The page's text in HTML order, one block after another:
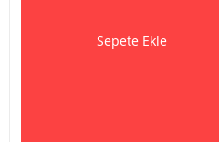
Sepete Ekle